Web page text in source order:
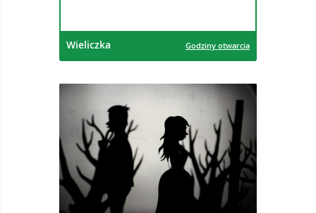
Wieliczka Godziny otwarcia